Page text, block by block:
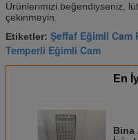
Ürünlerimizi beğendiyseniz,
çekinmeyin.
Etiketler: Şeffaf Eğimli Cam
Temperli Eğimli Cam
En
Bina